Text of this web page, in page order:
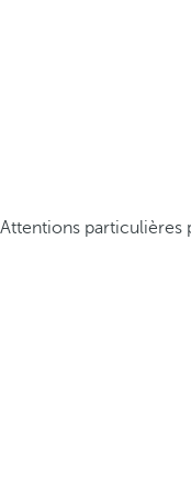
Attentions particulières